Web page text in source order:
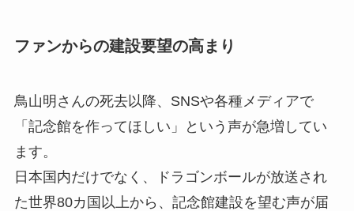
ファンからの建設要望の高まり
鳥山明さんの死去以降、SNSや各種メディアで
「記念館を作ってほしい」という声が急増してい
ます。
日本国内だけでなく、ドラゴンボールが放送され
た世界80カ国以上から、記念館建設を望む声が届